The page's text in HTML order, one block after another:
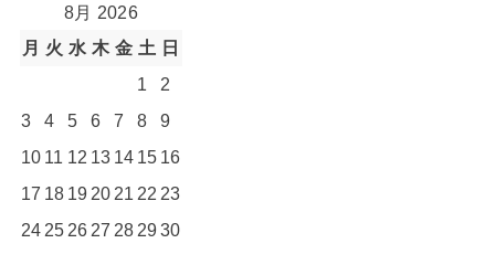
8月 2026
月 火 水 木 金 土 日
1
2
3
4 5 6 7 8
9
10 11 12 13 14 15 16
17 18 19 20 21 22 23
24 25 26 27 28 2930